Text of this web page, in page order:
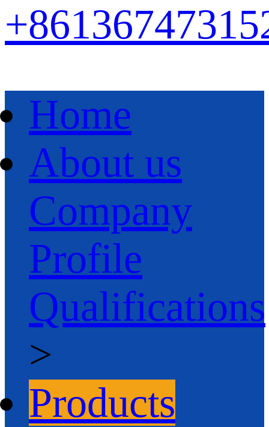
+86
Home
About us
Company
Profile
Qualifications
>
Products